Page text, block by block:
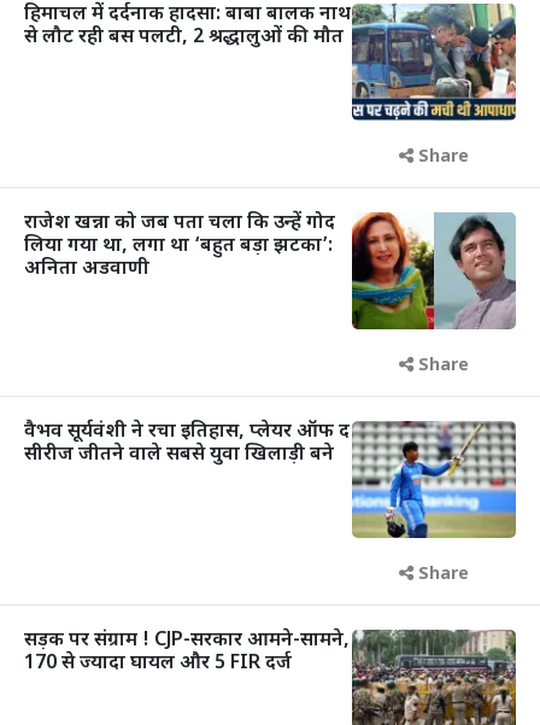
हिमाचल में दर्दनाक हादसा: बाबा बालक नाथ
से लौट रही बस पलटी, 2 श्रद्धालुओं की मौत
Share
राजेश खन्ना को जब पता चला कि उन्हें गोद
लिया गया था, लगा था ‘बहुत बड़ा झटका’:
अनिता अडवाणी
Share
वैभव सूर्यवंशी ने रचा इतिहास, प्लेयर ऑफ द
सीरीज जीतने वाले सबसे युवा खिलाड़ी बने
Share
सड़क पर संग्राम ! CJP-सरकार आमने-सामने,
170 से ज्यादा घायल और 5 FIR दर्ज